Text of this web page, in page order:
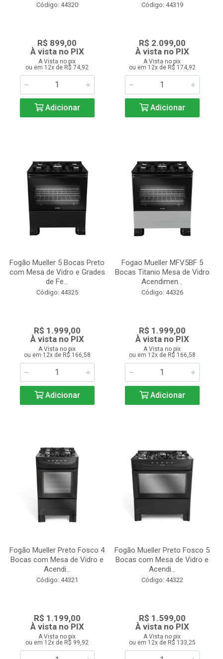
Código: 44320
R$ 899,00
À vista no PIX
A Vista no pix
ou em 12x de R$ 74,92
Adicionar
Código: 44319
R$ 2.099,00
À vista no PIX
A Vista no pix
ou em 12x de R$ 174,92
Adicionar
Fogão Mueller 5 Bocas Preto
com Mesa de Vidro e Grades
de Fe...
Código: 44325
R$ 1.999,00
À vista no PIX
A Vista no pix
ou em 12x de R$ 166,58
Adicionar
Fogao Mueller MFV5BF 5
Bocas Titanio Mesa de Vidro
Acendimen...
Código: 44326
R$ 1.999,00
À vista no PIX
A Vista no pix
ou em 12x de R$ 166,58
Adicionar
Fogão Mueller Preto Fosco 4
Bocas com Mesa de Vidro e
Acendi...
Código: 44321
R$ 1.199,00
À vista no PIX
A Vista no pix
ou em 12x de R$ 99,92
Fogão Mueller Preto Fosco 5
Bocas com Mesa de Vidro e
Acendi...
Código: 44322
R$ 1.599,00
À vista no PIX
A Vista no pix
ou em 12x de R$ 133,25